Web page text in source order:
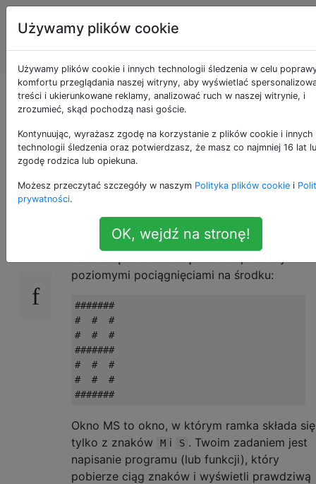
Programowanie
puzzli i Code
Golf
Wykryj okna ASCII-
art wykonane ze
znaków M i S.
Okno to kwadrat ASCII-art o nieparzystej
długości co najmniej 3, z pojedynczą
poziomymi pociągnięciami na środku:
#######
#  #  #
#  #  #
#######
#  #  #
#  #  #
Okno MS to okno, w którym ramka składa się
tylko z znaków
M i S . Twoim zadaniem jest
napisanie programu (lub funkcji), który
pobierze ciąg znaków i wyświetli prawdziwą
Używamy plików cookie
Używamy plików cookie i innych technologii śledzenia w celu
komfortu przeglądania naszej witryny, aby wyświetlać
treści i ukierunkowane reklamy, analizować ruch w naszej witrynie, i
zrozumieć, skąd pochodzą nasi goście.
Kontynuując, wyrażasz zgodę na korzystanie z plików cookie i innych
technologii śledzenia oraz potwierdzasz, że masz co najmniej 16 lat
zgodę rodzica lub opiekuna.
Możesz przeczytać szczegóły w naszym Polityka plików cookie i
prywatności.
OK, wejdź na stronę!